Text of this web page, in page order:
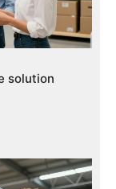
solution